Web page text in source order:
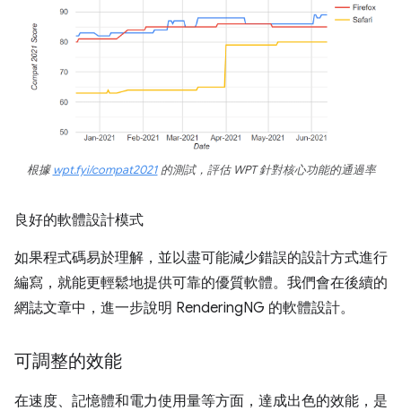
根據wpt.fyi/compat2021的測試，評估 WPT 針對核心功能的通過率
良好的軟體設計模式
如果程式碼易於理解，並以盡可能減少錯誤的設計方式進行
編寫，就能更輕鬆地提供可靠的優質軟體。我們會在後續的
網誌文章中，進一步說明 RenderingNG 的軟體設計。
可調整的效能
在速度、記憶體和電力使用量等方面，達成出色的效能，是